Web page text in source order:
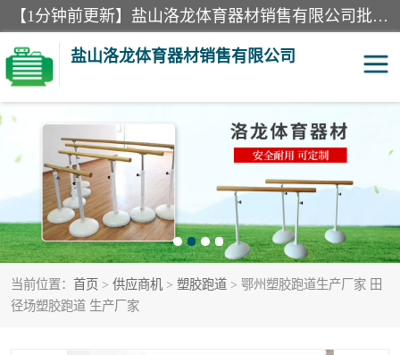
【1分钟前更新】盐山洛龙体育器材销售有限公司批量供应：300米障碍器材、400米障碍器材、部队训练器材、双杠、体操垫、舞蹈把杆等产品。盐山洛龙体育器材销售有限公司经过多年的发展，集研发，生产，销售，售后服务为一体. 奉行“质量，信誉，服务”的宗旨，以开拓创新的精神和真诚守信的态度积极进取。
盐山洛龙体育器材销售有限公司
当前位置： 首页 > 供应商机 > 塑胶跑道 > 鄂州塑胶跑道生产厂家 田
径场塑胶跑道 生产厂家
单双杠 舞蹈把杆
400米障碍器材 体操垫
300米障碍器材 攀爬架
塑胶跑道 400米障碍器材1